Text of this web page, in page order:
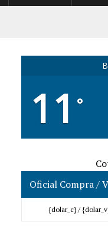
11 °
Oficial Compra /
{dolar_c} /